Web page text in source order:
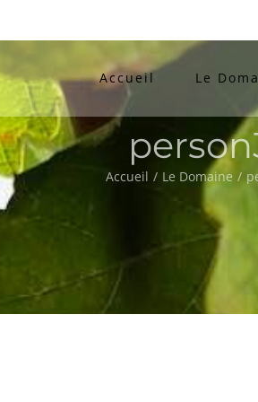
Accueil Le
Accueil / Le Domaine /